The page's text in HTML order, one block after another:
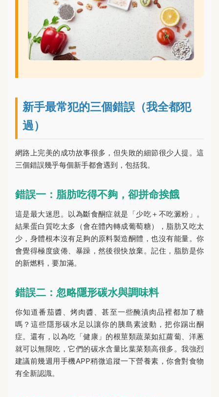
新手最常犯的三個錯誤（我全都犯
過）
網路上完美的成功故事很多，但失敗的細節很少人提。這
三個錯誤幾乎每個新手都會遇到，包括我。
錯誤一：脂肪吃得不夠，卻拼命挨餓
這是最大迷思。以為斷食酮症就是「少吃＋不吃澱粉」。
結果蛋白質吃太多（會在體內轉成葡萄糖），脂肪又吃太
少，身體根本沒有足夠的原料製造酮體，也沒有能量。你
會覺得極度疲倦、暴躁，然後很快放棄。記住，脂肪是你
的新燃料，要加滿。
錯誤二：忽略隱形碳水與調味料
你知道番茄醬、烤肉醬、甚至一些醃漬肉品裡都加了糖
嗎？這些隱形碳水足以讓你的胰島素波動，把你踢出酮
症。還有，以為吃「健康」的根莖類蔬菜如紅蘿蔔、洋蔥
就可以無限吃，它們的碳水含量比葉菜類高很多。我強烈
建議前幾週用手機APP稍微追蹤一下營養素，你會對食物
有全新認識。